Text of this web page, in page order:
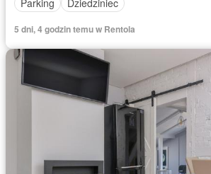
Parking Dziedziniec
5 dni, 4 godzin temu w Rentola